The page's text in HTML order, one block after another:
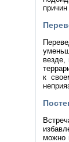
везде,
к
можно